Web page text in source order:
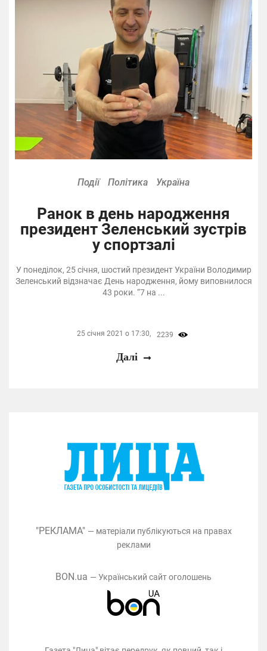
Події Політика Україна
Ранок в день народження
президент Зеленський зустрів
у спортзалі
У понеділок, 25 січня, шостий президент України Володимир
Зеленський відзначає День народження, йому виповнилося
43 роки. “7 на ...
25 січня 2021 о 17:30, 2239
Далі
"РЕКЛАМА" — матеріали публікуються на правах
реклами
BON.ua — Український сайт оголошень